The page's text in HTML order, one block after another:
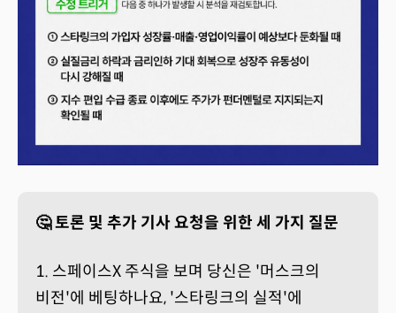
🤔 토론 및 추가 기사 요청을 위한 세 가지 질문
1. 스페이스X 주식을 보며 당신은 '머스크의
비전'에 베팅하나요, '스타링크의 실적'에